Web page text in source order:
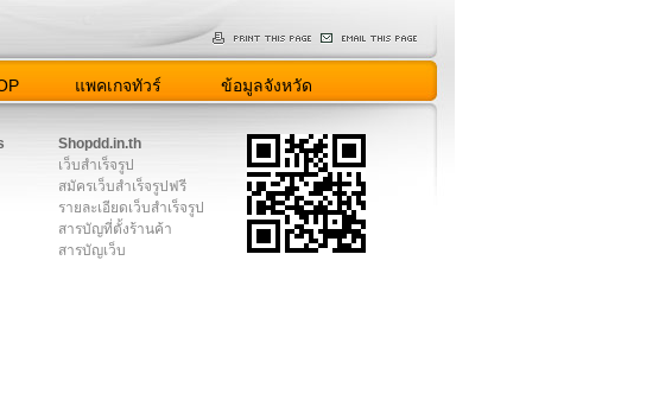
แพคเกจทัวร์ ข้อมูลจังหวัด
Shopdd.in.th
เว็บสำเร็จรูป
สมัครเว็บสำเร็จรูปฟรี
รายละเอียดเว็บสำเร็จรูป
สารบัญที่ตั้งร้านค้า
สารบัญเว็บ